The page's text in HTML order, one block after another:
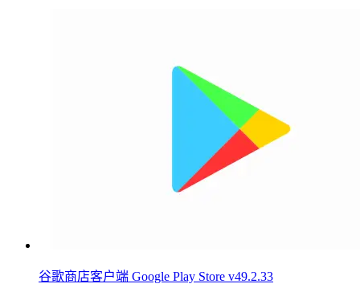
谷歌商店客户端 Google Play Store v49.2.33